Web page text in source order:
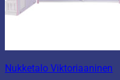
Nukketalo Viktoriaaninen